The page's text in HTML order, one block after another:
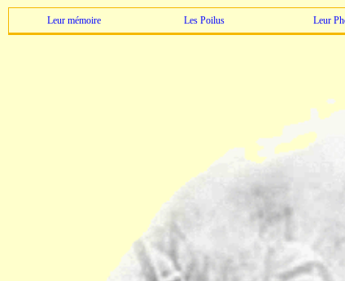
Leur mémoire Les Poilus Leur